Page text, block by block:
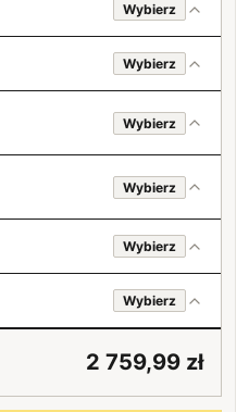
Wybierz
Wybierz
Wybierz
Wybierz
Wybierz
+40 zł
Wybierz
2 759,99 zł